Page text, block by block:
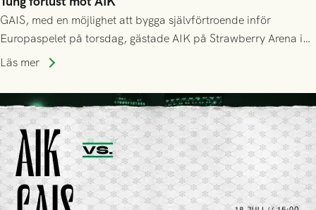
GAIS, med en möjlighet att bygga självförtroende inför
Europaspelet på torsdag, gästade AIK på Strawberry Arena i
Stockholm . Men trots konstant hotande i första halvlek av
lyckades få in 2-0.
Läs mer